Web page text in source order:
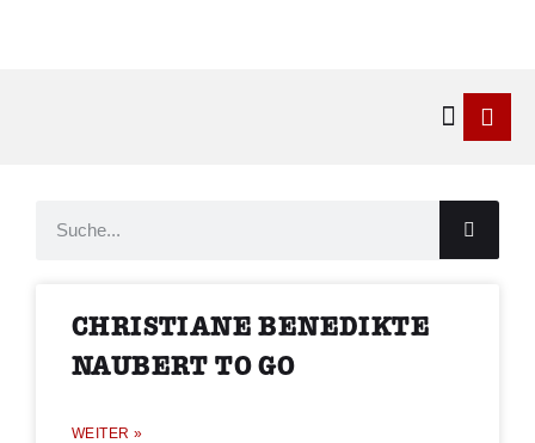
CHRISTIANE BENEDIKTE
NAUBERT TO GO
WEITER »